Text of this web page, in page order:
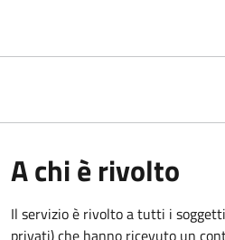
A chi è rivolto
Il servizio è rivolto a tutti i
privati) che hanno ricevuto un